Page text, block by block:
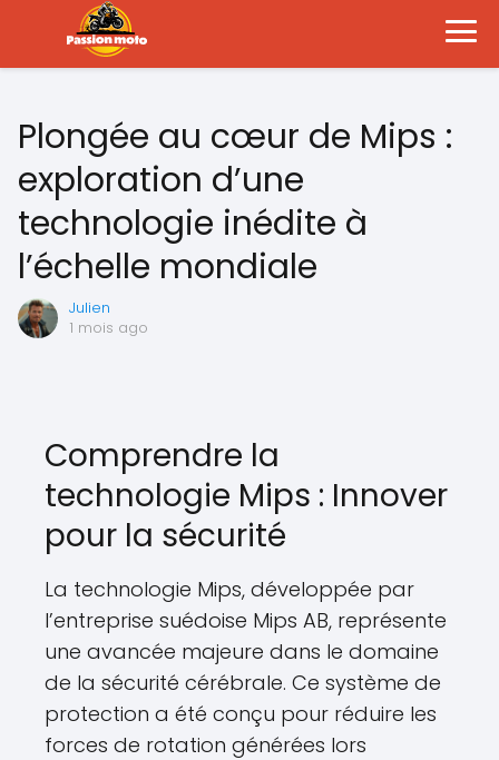
Plongée au cœur de Mips :
exploration d’une
technologie inédite à
l’échelle mondiale
Julien
1 mois ago
Comprendre la
technologie Mips : Innover
pour la sécurité
La technologie Mips, développée par
l’entreprise suédoise Mips AB, représente
une avancée majeure dans le domaine
de la sécurité cérébrale. Ce système de
protection a été conçu pour réduire les
forces de rotation générées lors